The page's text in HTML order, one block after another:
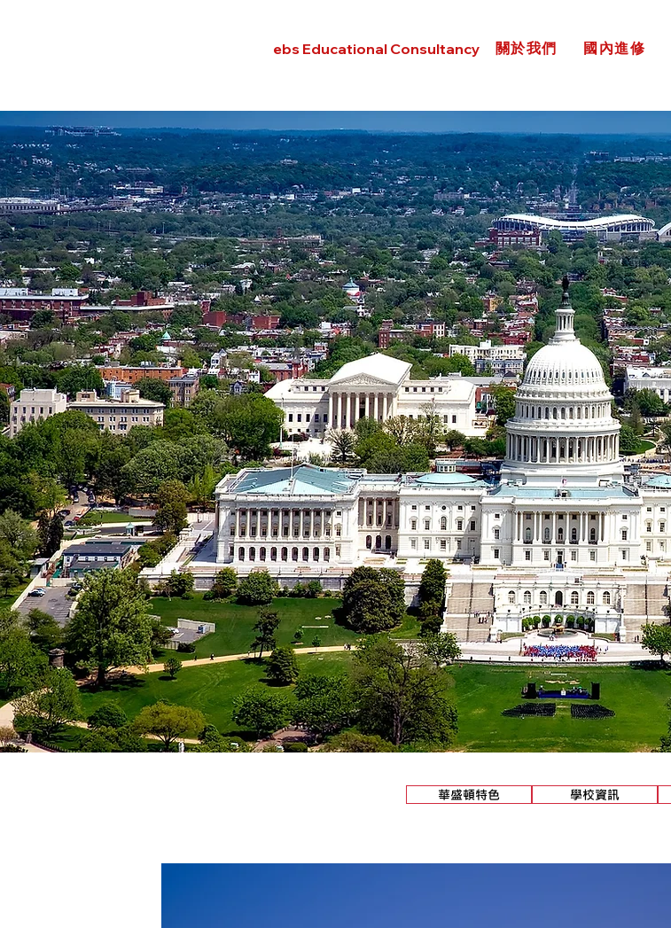
ebs Educational Consultancy 關於我們 國內進修
華盛頓特色 學校資訊